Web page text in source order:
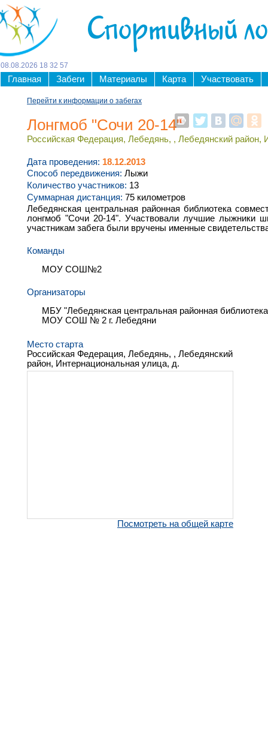
Спортивный
08 08 2026 18 32 58
Главная Забеги Материалы Карта Участвовать
Перейти к информации о забегах
Лонгмоб "Сочи 20-14"
Российская Федерация, Лебедянь, , Лебедянский район,
Дата проведения: 18.12.2013
Способ передвижения: Лыжи
Количество участников: 13
Суммарная дистанция: 75 километров
Лебедянская центральная районная библиотека
лонгмоб "Сочи 20-14". Участвовали лучшие
участникам забега были вручены именные
Команды
МОУ СОШ№2
Организаторы
МБУ "Лебедянская центральная районная
МОУ СОШ № 2 г. Лебедяни
Место старта
Российская Федерация, Лебедянь, , Лебедянский
район, Интернациональная улица, д.
Посмотреть на общей карте